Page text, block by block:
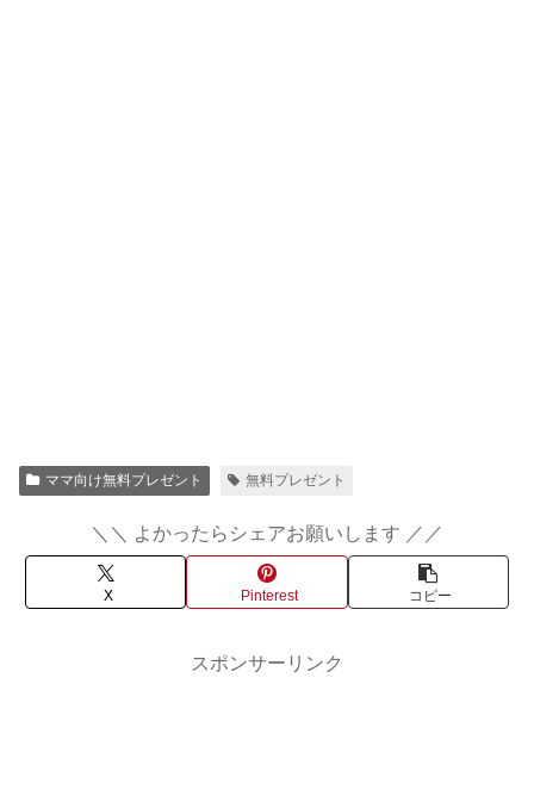
ママ向け無料プレゼント 無料プレゼント
＼＼ よかったらシェアお願いします ／／
X Pinterest コピー
スポンサーリンク